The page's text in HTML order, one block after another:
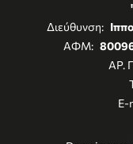
Διεύθυνση:
ΑΦΜ:
ΑΡ.
E-